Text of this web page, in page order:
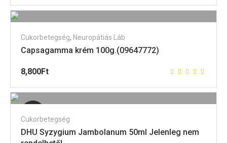
Cukorbetegség, Neuropátiás Láb
Capsagamma krém 100g.(09647772)
8,800Ft
Cukorbetegség
DHU Syzygium Jambolanum 50ml Jelenleg nem